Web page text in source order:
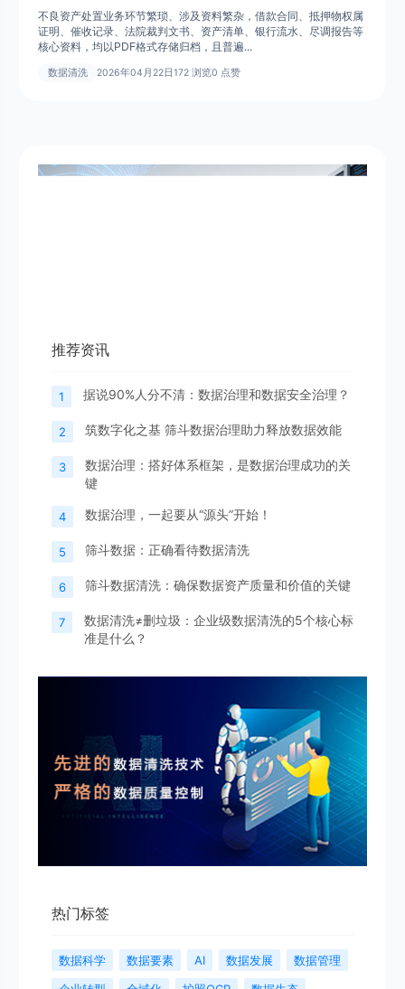
不良资产处置业务环节繁琐、涉及资料繁杂，借款合同、抵押物权属
证明、催收记录、法院裁判文书、资产清单、银行流水、尽调报告等
核心资料，均以PDF格式存储归档，且普遍...
数据清洗 2026年04月22日172 浏览0 点赞
推荐资讯
1 据说90%人分不清：数据治理和数据安全治理？
2 筑数字化之基 筛斗数据治理助力释放数据效能
3
数据治理：搭好体系框架，是数据治理成功的关
键
4 数据治理，一起要从“源头”开始！
5 筛斗数据：正确看待数据清洗
6 筛斗数据清洗：确保数据资产质量和价值的关键
7
数据清洗≠删垃圾：企业级数据清洗的5个核心标
准是什么？
热门标签
数据科学 数据要素 AI 数据发展
数据管理